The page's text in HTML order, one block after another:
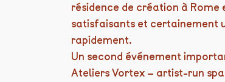
résidence de création à Rome
satisfaisants et certainement
rapidement.
Un second événement
Ateliers Vortex – artist-run